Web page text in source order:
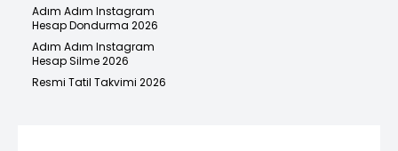
Adım Adım Instagram
Hesap Dondurma 2026
Adım Adım Instagram
Hesap Silme 2026
Resmi Tatil Takvimi 2026